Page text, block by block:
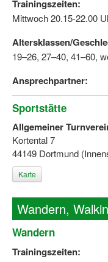
Trainingszeiten:
Mittwoch 20.15-22.00
Altersklassen/
19–26, 27–40, 41–60,
Ansprechpartner:
Sportstätte
Allgemeiner
Kortental 7
44149 Dortmund
Karte
Wandern,
Wandern
Trainingszeiten: